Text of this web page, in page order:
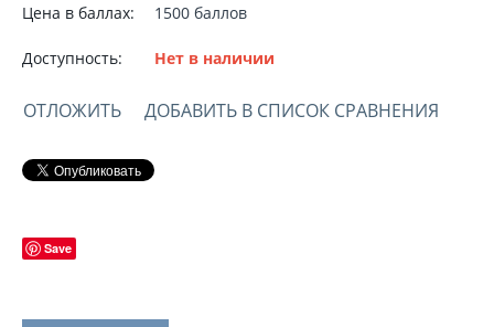
Цена в баллах: 1500 баллов
Доступность: Нет в наличии
ОТЛОЖИТЬ ДОБАВИТЬ В СПИСОК СРАВНЕНИЯ
Save